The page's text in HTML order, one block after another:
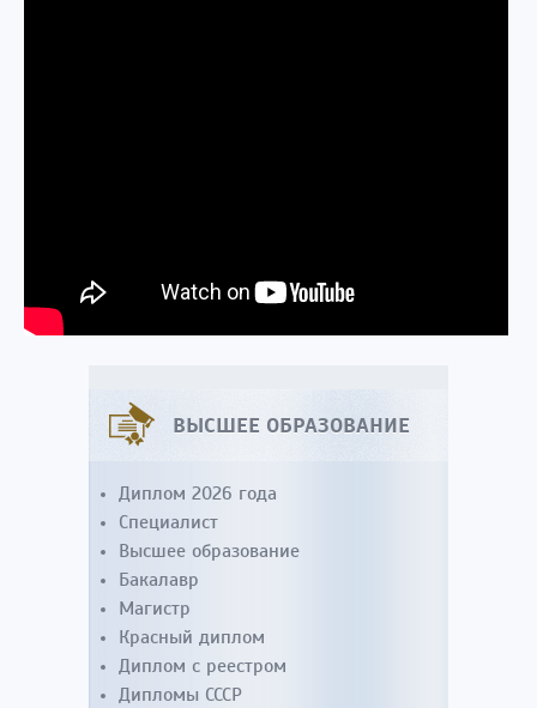
ВЫСШЕЕ ОБРАЗОВАНИЕ
Диплом 2026 года
Специалист
Высшее образование
Бакалавр
Магистр
Красный диплом
Диплом с реестром
Дипломы СССР